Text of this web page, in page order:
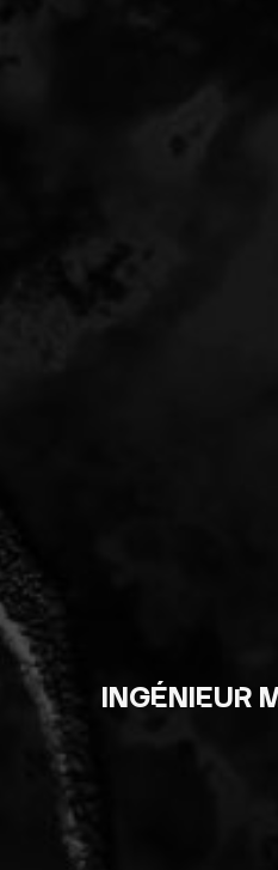
INGÉNIEUR
ALEXANDRE